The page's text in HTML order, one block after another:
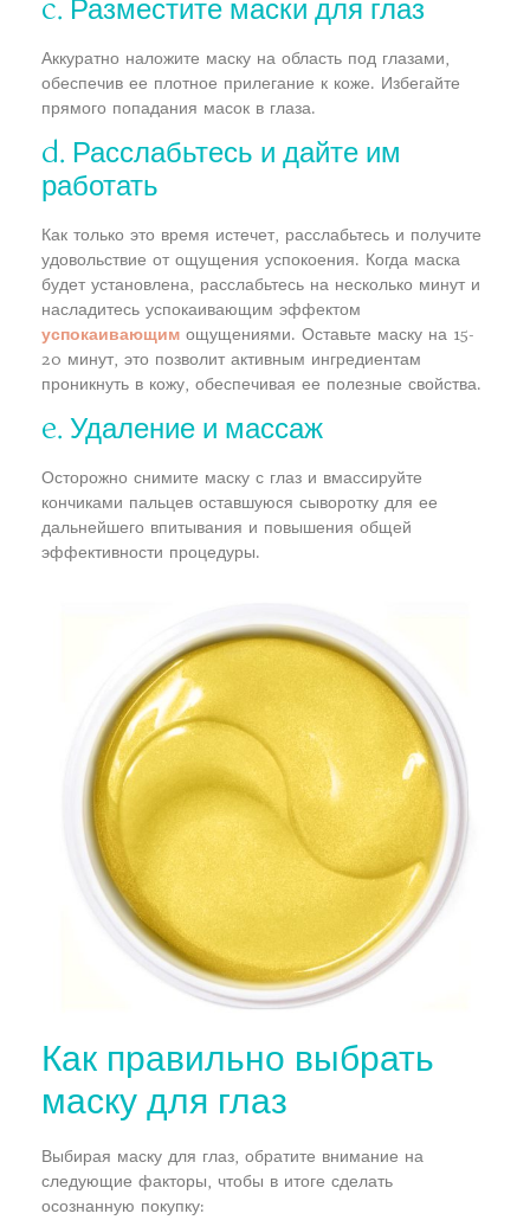
c. Разместите маски для глаз
Аккуратно наложите маску на область под глазами,
обеспечив ее плотное прилегание к коже. Избегайте
прямого попадания масок в глаза.
d. Расслабьтесь и дайте им
работать
Как только это время истечет, расслабьтесь и получите
удовольствие от ощущения успокоения. Когда маска
будет установлена, расслабьтесь на несколько минут и
насладитесь успокаивающим эффектом
успокаивающим ощущениями. Оставьте маску на 15-
20 минут, это позволит активным ингредиентам
проникнуть в кожу, обеспечивая ее полезные свойства.
e. Удаление и массаж
Осторожно снимите маску с глаз и вмассируйте
кончиками пальцев оставшуюся сыворотку для ее
дальнейшего впитывания и повышения общей
эффективности процедуры.
Как правильно выбрать
маску для глаз
Выбирая маску для глаз, обратите внимание на
следующие факторы, чтобы в итоге сделать
осознанную покупку: